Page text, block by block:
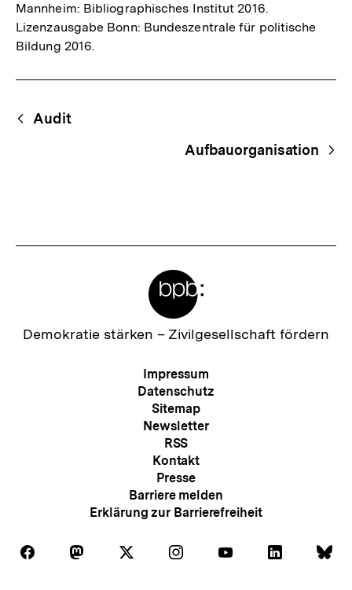
Mannheim: Bibliographisches Institut 2016.
Lizenzausgabe Bonn: Bundeszentrale für politische
Bildung 2016.
Begriffsnavigation
Content-
Navigation
Audit
Aufbauorganisation
Zur
Demokratie stärken – Zivilgesellschaft fördern
Meta-
Navigation
Impressum
Datenschutz
Sitemap
Newsletter
RSS
Kontakt
Presse
Barriere melden
Erklärung zur Barrierefreiheit
Folgen
Auf
Folgen Folgen Folgen
Auf
Folgen Folgen